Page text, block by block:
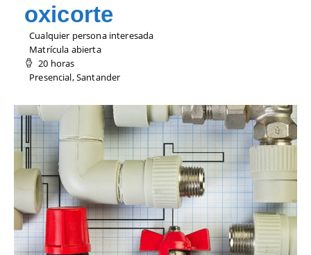
oxicorte
Cualquier persona interesada
Matrícula abierta
20 horas
Presencial, Santander